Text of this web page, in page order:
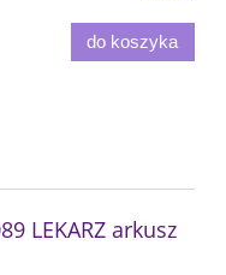
do koszyka
LEKARZ arkusz